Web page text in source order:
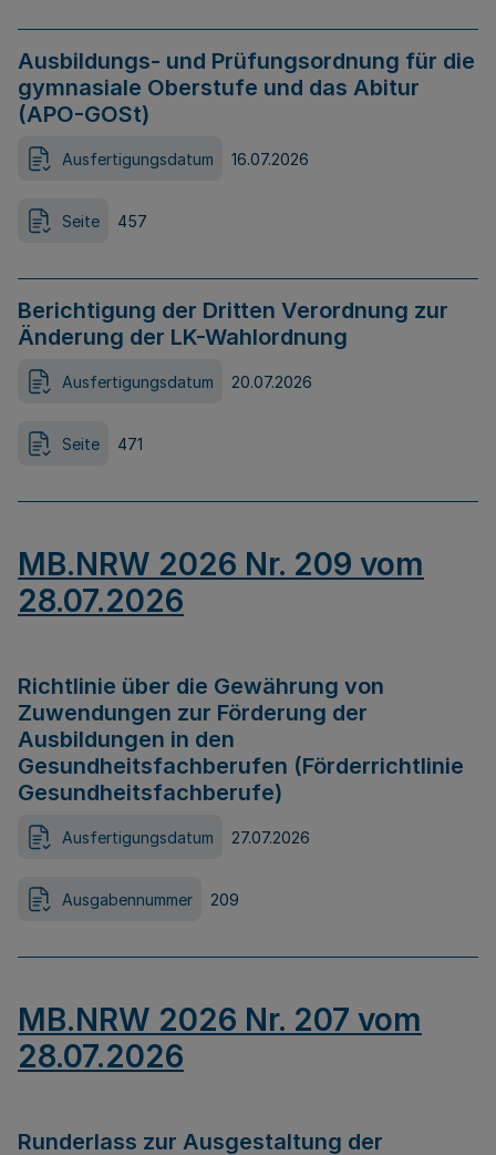
Ausbildungs- und Prüfungsordnung für die
gymnasiale Oberstufe und das Abitur
(APO-GOSt)
Ausfertigungsdatum 16.07.2026
Seite 457
Berichtigung der Dritten Verordnung zur
Änderung der LK-Wahlordnung
Ausfertigungsdatum 20.07.2026
Seite 471
MB.NRW 2026 Nr. 209 vom
28.07.2026
Richtlinie über die Gewährung von
Zuwendungen zur Förderung der
Ausbildungen in den
Gesundheitsfachberufen (Förderrichtlinie
Gesundheitsfachberufe)
Ausfertigungsdatum 27.07.2026
Ausgabennummer 209
MB.NRW 2026 Nr. 207 vom
28.07.2026
Runderlass zur Ausgestaltung der